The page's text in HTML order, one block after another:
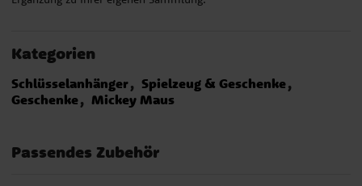
Kategorien
Schlüsselanhänger
Spielzeug & Geschenke
Geschenke
Mickey Maus
Passendes Zubehör